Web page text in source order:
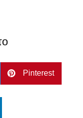
Pinterest